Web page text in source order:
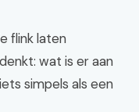
flink laten
wat is er aan
simpels als een